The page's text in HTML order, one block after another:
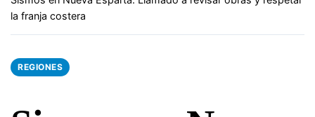
la franja costera
REGIONES